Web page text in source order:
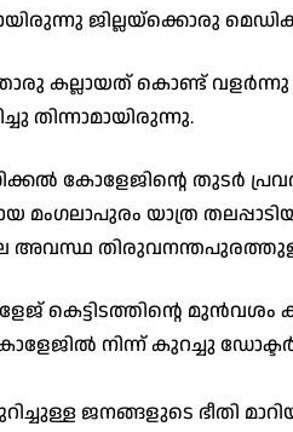
ജില്ലയ്ക്കൊരു
കൊണ്ട് വളർന്നു
തിന്നാമായിരുന്നു.
കോളേജിന്റെ തുടർ
യാത്ര
അവസ്ഥ
കെട്ടിടത്തിന്റെ
നിന്ന് കുറച്ചു
ജനങ്ങളുടെ ഭീതി